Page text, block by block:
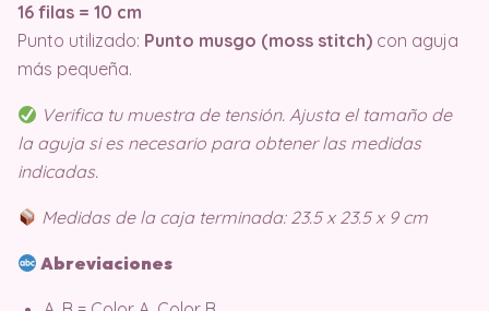
16 filas = 10 cm
Punto utilizado: Punto musgo (moss stitch) con aguja
más pequeña.
Verifica tu muestra de tensión. Ajusta el tamaño de
la aguja si es necesario para obtener las medidas
indicadas.
Medidas de la caja terminada: 23.5 x 23.5 x 9 cm
Abreviaciones